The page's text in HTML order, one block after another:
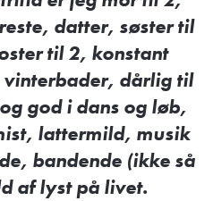
datter, søster til
til 2, konstant
dårlig til
god i dans og løb,
lattermild, musik
bandende (ikke så
af lyst på livet.